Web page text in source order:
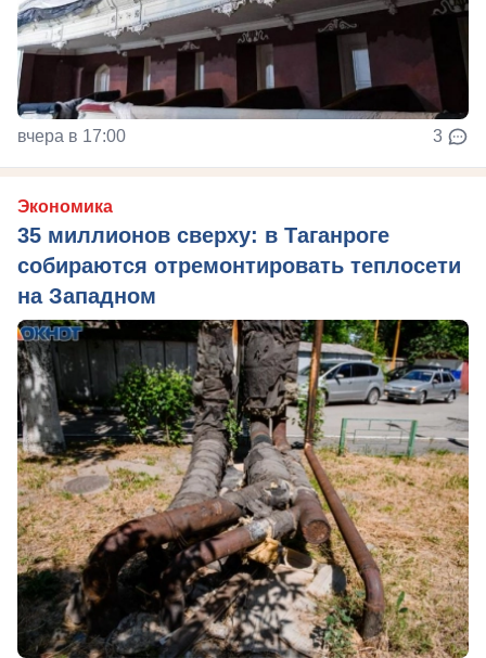
вчера в 17:00 3
Экономика
35 миллионов сверху: в Таганроге
собираются отремонтировать теплосети
на Западном